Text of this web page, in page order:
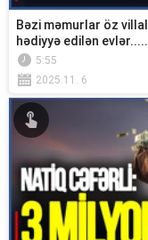
Bəzi məmurlar öz
hədiyyə edilən evlər.....
5:55
2025.11. 6